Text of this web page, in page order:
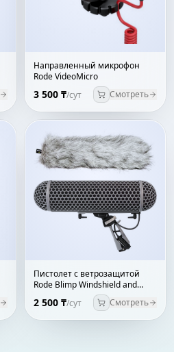
Направленный микрофон
Rode VideoMicro
3 500 ₸/сут Смотреть
Пистолет с ветрозащитой
Rode Blimp Windshield and
Rycote Shock Mount Suspension
System
2 500 ₸/сут Смотреть